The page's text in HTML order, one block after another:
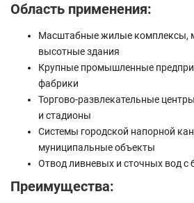
Область применения:
Масштабные жилые комплексы,
высотные здания
Крупные промышленные
фабрики
Торгово-развлекательные
и стадионы
Системы городской напорной
муниципальные объекты
Отвод ливневых и сточных вод с
Преимущества: